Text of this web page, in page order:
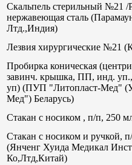
Скальпель стерильный №21
нержавеющая сталь
Лтд.,Индия)
Лезвия хирургические №21
Пробирка коническая
завинч. крышка, ПП, инд.
уп) (ПУП "Литопласт-Мед"
Мед") Беларусь)
Стакан с носиком , п/п, 250
Стакан с носиком и ручкой,
(Янченг Хуида Медикал
Ко,Лтд,Китай)